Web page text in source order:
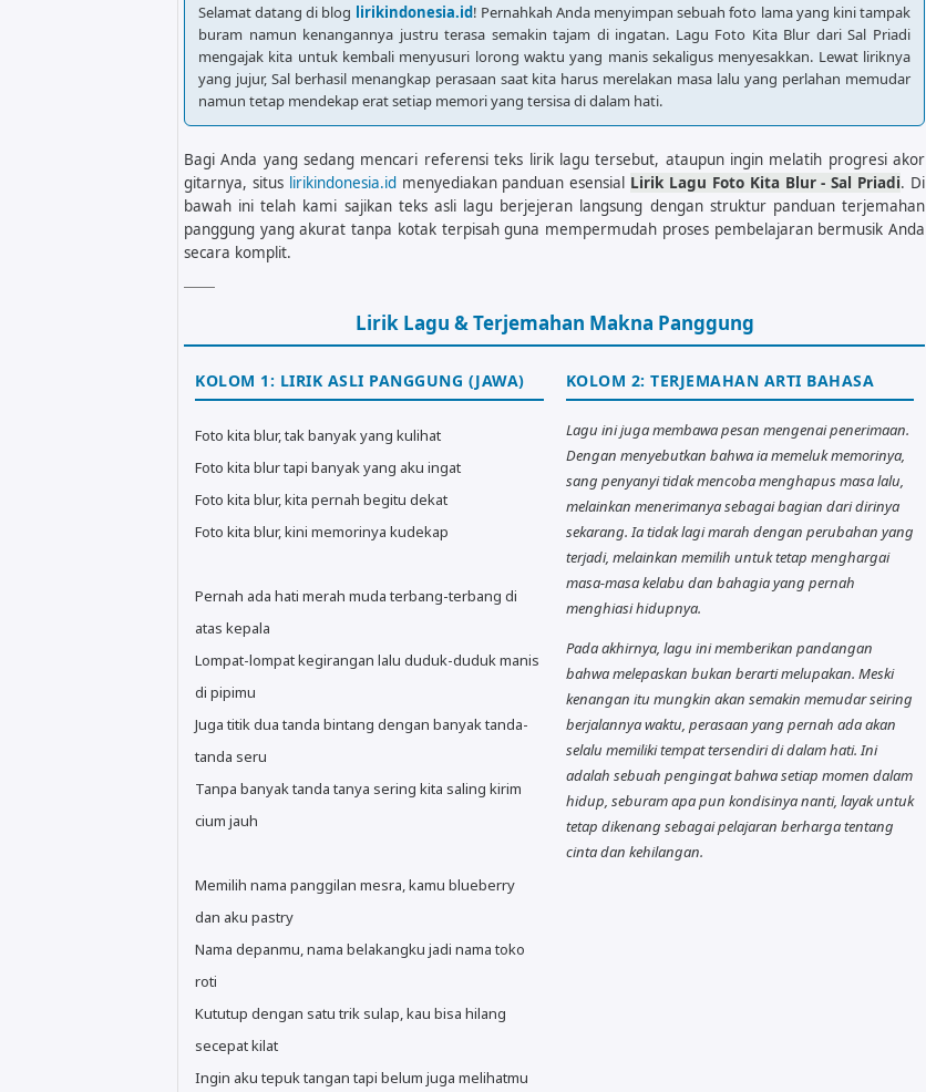
Selamat datang di blog lirikindonesia.id! Pernahkah Anda menyimpan sebuah foto lama yang kini tampak
buram namun kenangannya justru terasa semakin tajam di ingatan. Lagu Foto Kita Blur dari Sal Priadi
mengajak kita untuk kembali menyusuri lorong waktu yang manis sekaligus menyesakkan. Lewat liriknya
yang jujur, Sal berhasil menangkap perasaan saat kita harus merelakan masa lalu yang perlahan memudar
namun tetap mendekap erat setiap memori yang tersisa di dalam hati.
Bagi Anda yang sedang mencari referensi teks lirik lagu tersebut, ataupun ingin melatih progresi akor
gitarnya, situs lirikindonesia.idmenyediakan panduan esensial Lirik Lagu Foto Kita Blur - Sal Priadi. Di
bawah ini telah kami sajikan teks asli lagu berjejeran langsung dengan struktur panduan terjemahan
panggung yang akurat tanpa kotak terpisah guna mempermudah proses pembelajaran bermusik Anda
secara komplit.
Lirik Lagu & Terjemahan Makna Panggung
KOLOM 1: LIRIK ASLI PANGGUNG (JAWA)
Foto kita blur, tak banyak yang kulihat
Foto kita blur tapi banyak yang aku ingat
Foto kita blur, kita pernah begitu dekat
Foto kita blur, kini memorinya kudekap
Pernah ada hati merah muda terbang-terbang di
atas kepala
Lompat-lompat kegirangan lalu duduk-duduk manis
di pipimu
Juga titik dua tanda bintang dengan banyak tanda-
tanda seru
Tanpa banyak tanda tanya sering kita saling kirim
cium jauh
Memilih nama panggilan mesra, kamu blueberry
dan aku pastry
Nama depanmu, nama belakangku jadi nama toko
roti
Kututup dengan satu trik sulap, kau bisa hilang
secepat kilat
Ingin aku tepuk tangan tapi belum juga melihatmu
KOLOM 2: TERJEMAHAN ARTI BAHASA
Lagu ini juga membawa pesan mengenai penerimaan.
Dengan menyebutkan bahwa ia memeluk memorinya,
sang penyanyi tidak mencoba menghapus masa lalu,
melainkan menerimanya sebagai bagian dari dirinya
sekarang. Ia tidak lagi marah dengan perubahan yang
terjadi, melainkan memilih untuk tetap menghargai
masa-masa kelabu dan bahagia yang pernah
menghiasi hidupnya.
Pada akhirnya, lagu ini memberikan pandangan
bahwa melepaskan bukan berarti melupakan. Meski
kenangan itu mungkin akan semakin memudar seiring
berjalannya waktu, perasaan yang pernah ada akan
selalu memiliki tempat tersendiri di dalam hati. Ini
adalah sebuah pengingat bahwa setiap momen dalam
hidup, seburam apa pun kondisinya nanti, layak untuk
tetap dikenang sebagai pelajaran berharga tentang
cinta dan kehilangan.